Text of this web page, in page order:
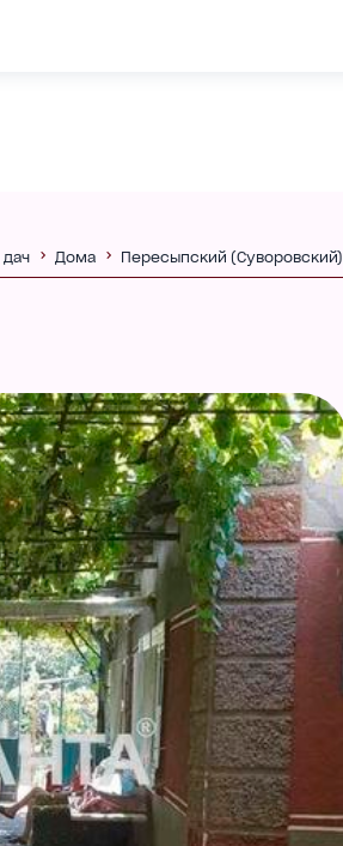
Дома Пересыпский (Суворовский)